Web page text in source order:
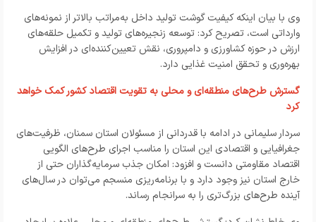
وی با بیان اینکه کیفیت گوشت تولید داخل به‌مراتب بالاتر از نمونه‌های
وارداتی است، تصریح کرد: توسعه زنجیره‌های تولید و تکمیل حلقه‌های
ارزش در حوزه کشاورزی و دامپروری، نقش تعیین‌کننده‌ای در افزایش
بهره‌وری و تحقق امنیت غذایی دارد.
گسترش طرح‌های منطقه‌ای و محلی به تقویت اقتصاد کشور کمک خواهد
کرد
سردار سلیمانی در ادامه با قدردانی از مسئولان استان سمنان، ظرفیت‌های
جغرافیایی و اقتصادی این استان را مناسب اجرای طرح‌های الگویی
اقتصاد مقاومتی دانست و افزود: امکان جذب سرمایه‌گذاران حتی از
خارج استان نیز وجود دارد و با برنامه‌ریزی منسجم می‌توان در سال‌های
آینده طرح‌های بزرگ‌تری را به سرانجام رساند.